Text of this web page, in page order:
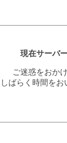
現在サーバ
ご迷惑をおか
しばらく時間を